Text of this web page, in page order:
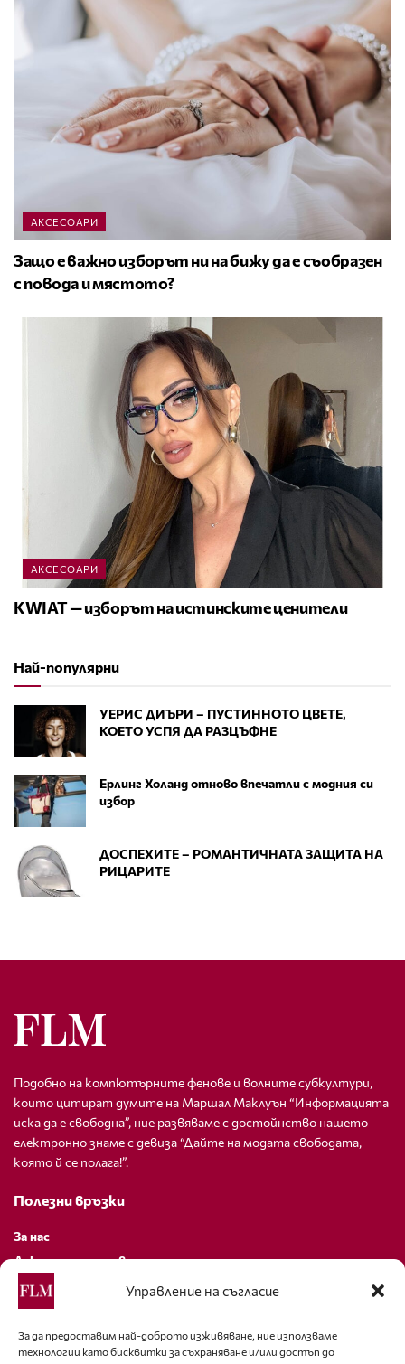
Управление на съгласие
За да предоставим най-доброто изживяване, ние използваме
технологии като бисквитки за съхраняване и/или достъп до
АКСЕСОАРИ
Защо е важно изборът ни на бижу да е съобразен
с повода и мястото?
АКСЕСОАРИ
KWIAT — изборът на истинските ценители
Най-популярни
УЕРИС ДИЪРИ – ПУСТИННОТО ЦВЕТЕ,
КОЕТО УСПЯ ДА РАЗЦЪФНЕ
Ерлинг Холанд отново впечатли с модния си
избор
ДОСПЕХИТЕ – РОМАНТИЧНАТА ЗАЩИТА НА
РИЦАРИТЕ
Подобно на компютърните фенове и волните субкултури,
които цитират думите на Маршал Маклуън “Информацията
иска да е свободна”, ние развяваме с достойнство нашето
електронно знаме с девиза “Дайте на модата свободата,
която й се полага!”.
Полезни връзки
За нас
Декларация за поверителност
Политика за бисквитки
За контакти